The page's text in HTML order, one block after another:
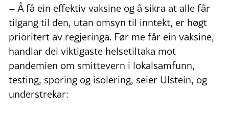
– Å få ein effektiv vaksine og å sikra at alle får
tilgang til den, utan omsyn til inntekt, er høgt
prioritert av regjeringa. Før me får ein vaksine,
handlar dei viktigaste helsetiltaka mot
pandemien om smittevern i lokalsamfunn,
testing, sporing og isolering, seier Ulstein, og
understrekar: